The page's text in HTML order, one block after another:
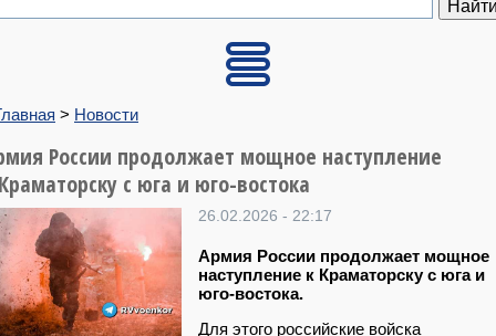
> Новости
России продолжает мощное наступление
с юга и юго-востока
26.02.2026 - 22:17
Армия России продолжает мощное
наступление к Краматорску с юга и
юго-востока.
Для этого российские войска